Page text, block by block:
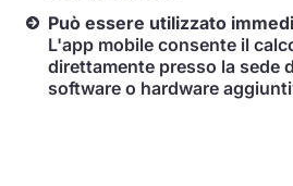
Può essere utilizzato
L'app mobile consente il
direttamente presso la sede
software o hardware